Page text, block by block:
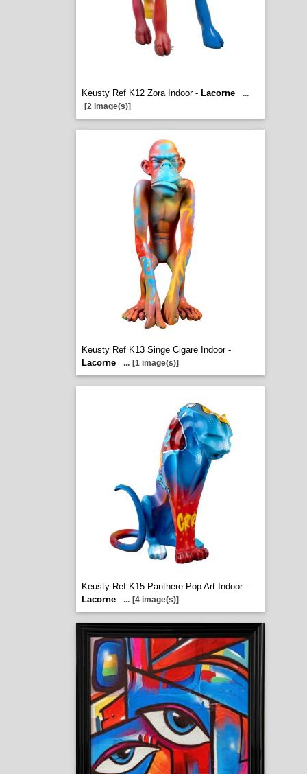
Keusty Ref K12 Zora Indoor - Lacorne
...
[2 image(s)]
Keusty Ref K13 Singe Cigare Indoor -
Lacorne
... [1 image(s)]
Keusty Ref K15 Panthere Pop Art Indoor -
Lacorne
... [4 image(s)]